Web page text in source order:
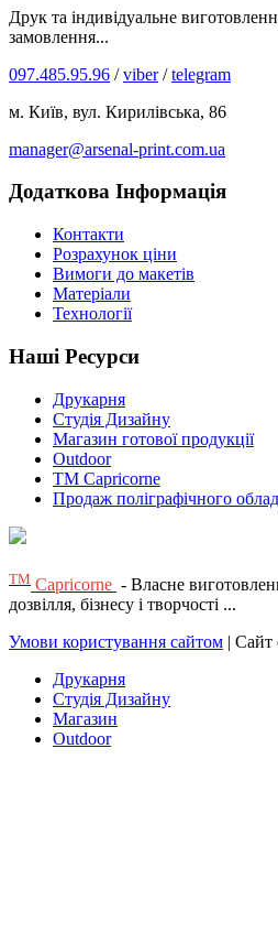
Друк та індивідуальне
замовлення...
097.485.95.96 /viber/telegram
м. Київ, вул. Кирилівська, 86
manager@arsenal-print.com.ua
Додаткова Інформація
Контакти
Розрахунок ціни
Вимоги до макетів
Матеріали
Технології
Наші Ресурси
Друкарня
Студія Дизайну
Магазин готової продукції
Outdoor
TM Capricorne
Продаж поліграфічного
ТМ Capricorne - Власне
дозвілля, бізнесу і творчості ...
Умови користування сайтом | Сайт
Друкарня
Студія Дизайну
Магазин
Outdoor